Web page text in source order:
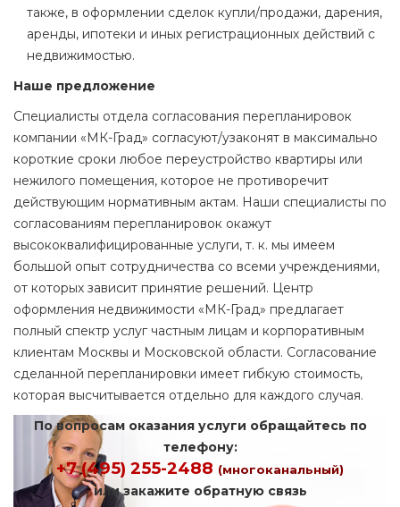
также, в оформлении сделок купли/продажи, дарения,
аренды, ипотеки и иных регистрационных действий с
недвижимостью.
Наше предложение
Специалисты отдела согласования перепланировок
компании «МК-Град» согласуют/узаконят в максимально
короткие сроки любое переустройство квартиры или
нежилого помещения, которое не противоречит
действующим нормативным актам. Наши специалисты по
согласованиям перепланировок окажут
высококвалифицированные услуги, т. к. мы имеем
большой опыт сотрудничества со всеми учреждениями,
от которых зависит принятие решений. Центр
оформления недвижимости «МК-Град» предлагает
полный спектр услуг частным лицам и корпоративным
клиентам Москвы и Московской области. Согласование
сделанной перепланировки имеет гибкую стоимость,
которая высчитывается отдельно для каждого случая.
По вопросам оказания услуги обращайтесь по
телефону:
+7 (495) 255-2488 (многоканальный)
или закажите обратную связь